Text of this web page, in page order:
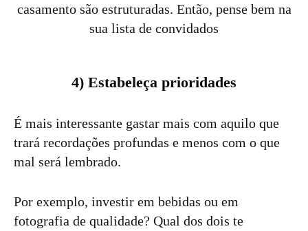
casamento são estruturadas. Então, pense bem na
sua lista de convidados
4) Estabeleça prioridades
É mais interessante gastar mais com aquilo que
trará recordações profundas e menos com o que
mal será lembrado.
Por exemplo, investir em bebidas ou em
fotografia de qualidade? Qual dos dois te